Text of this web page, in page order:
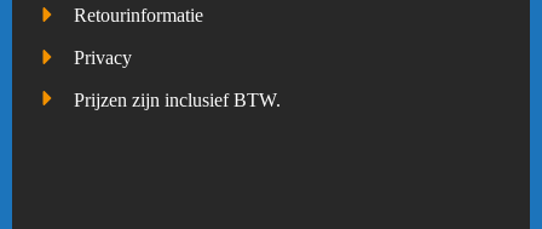
Retourinformatie
Privacy
Prijzen zijn inclusief BTW.